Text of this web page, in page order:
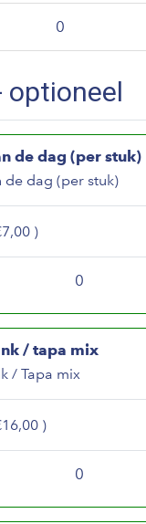
optioneel
de dag (per stuk)
de dag (per stuk)
)
/ tapa mix
/ Tapa mix
)